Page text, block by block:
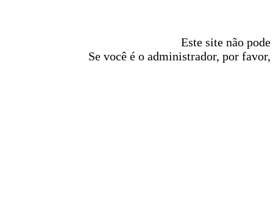
Este site não
Se você é o administrador, por